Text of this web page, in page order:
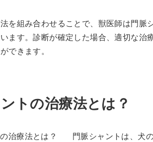
を組み合わせることで、獣医師は門脈
ます。診断が確定した場合、適切な治
できます。
トの治療法とは？
門脈シャントは、犬